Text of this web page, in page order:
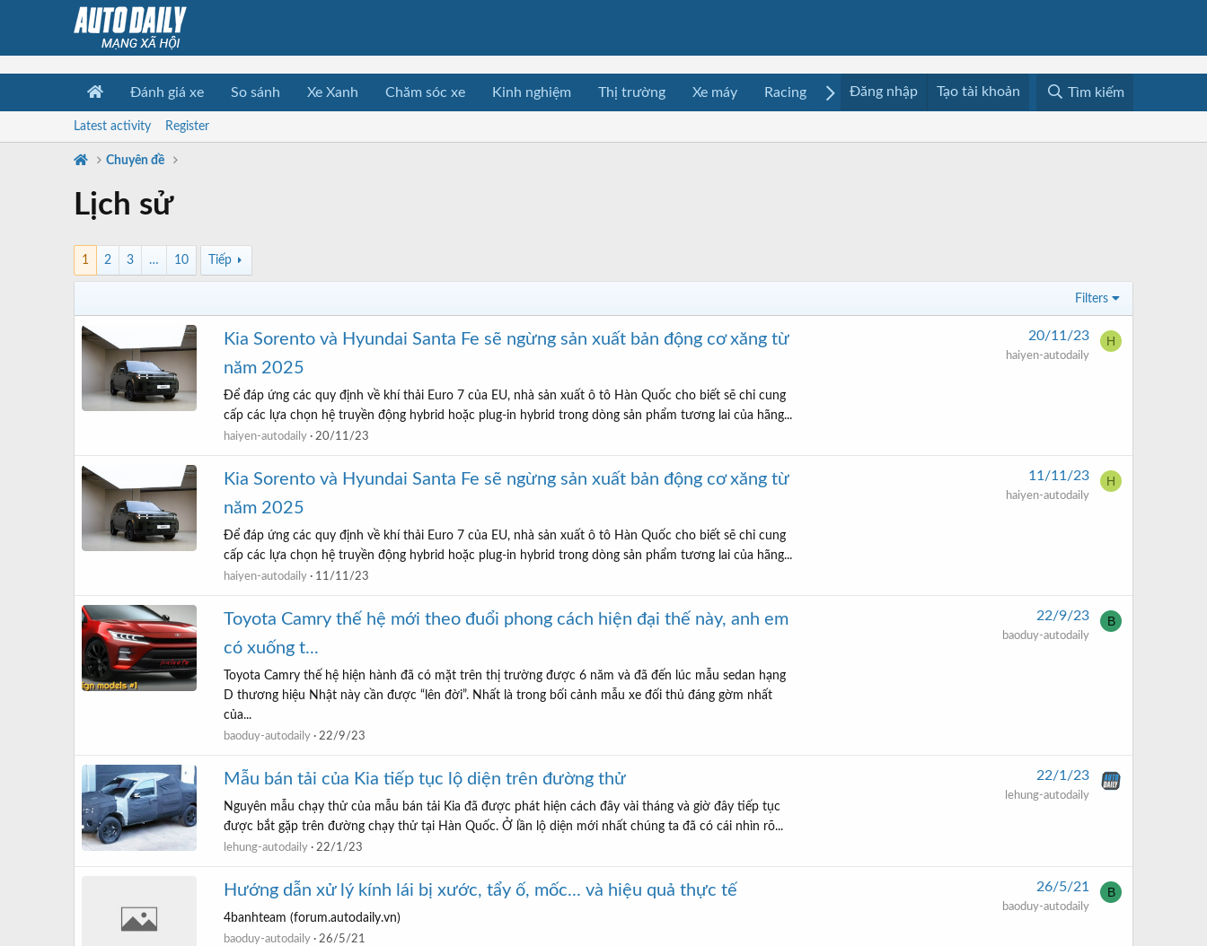
Đánh giá xe So sánh Xe Xanh Chăm sóc xe Kinh nghiệm Thị trường Xe máy Racing Mua bán Media Resources
Đăng nhập Tạo tài khoản Tìm kiếm
Latest activity Register
Chuyên đề
Lịch sử
1 2 3 … 10 Tiếp
Filters
Kia Sorento và Hyundai Santa Fe sẽ ngừng sản xuất bản động cơ xăng từ
năm 2025
Để đáp ứng các quy định về khí thải Euro 7 của EU, nhà sản xuất ô tô Hàn Quốc cho biết sẽ chỉ cung
cấp các lựa chọn hệ truyền động hybrid hoặc plug-in hybrid trong dòng sản phẩm tương lai của hãng...
haiyen-autodaily 20/11/23
20/11/23
haiyen-autodaily
H
Kia Sorento và Hyundai Santa Fe sẽ ngừng sản xuất bản động cơ xăng từ
năm 2025
Để đáp ứng các quy định về khí thải Euro 7 của EU, nhà sản xuất ô tô Hàn Quốc cho biết sẽ chỉ cung
cấp các lựa chọn hệ truyền động hybrid hoặc plug-in hybrid trong dòng sản phẩm tương lai của hãng...
haiyen-autodaily 11/11/23
11/11/23
haiyen-autodaily
H
Toyota Camry thế hệ mới theo đuổi phong cách hiện đại thế này, anh em
có xuống t...
Toyota Camry thế hệ hiện hành đã có mặt trên thị trường được 6 năm và đã đến lúc mẫu sedan hạng
D thương hiệu Nhật này cần được “lên đời”. Nhất là trong bối cảnh mẫu xe đối thủ đáng gờm nhất
của...
baoduy-autodaily 22/9/23
22/9/23
baoduy-autodaily
B
Mẫu bán tải của Kia tiếp tục lộ diện trên đường thử
Nguyên mẫu chạy thử của mẫu bán tải Kia đã được phát hiện cách đây vài tháng và giờ đây tiếp tục
được bắt gặp trên đường chạy thử tại Hàn Quốc. Ở lần lộ diện mới nhất chúng ta đã có cái nhìn rõ...
lehung-autodaily 22/1/23
22/1/23
lehung-autodaily
Hướng dẫn xử lý kính lái bị xước, tẩy ố, mốc... và hiệu quả thực tế
4banhteam (forum.autodaily.vn)
baoduy-autodaily 26/5/21
26/5/21
baoduy-autodaily
B